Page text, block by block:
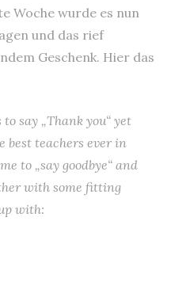
Woche wurde es nun
und das rief
Geschenk. Hier das
say „Thank you“ yet
best teachers ever in
to „say goodbye“ and
with some fitting
with: